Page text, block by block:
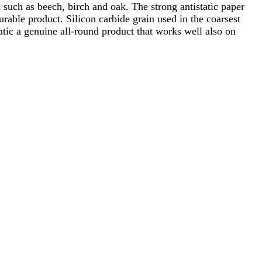
as beech, birch and oak. The strong antistatic paper
product. Silicon carbide grain used in the coarsest
a genuine all-round product that works well also on